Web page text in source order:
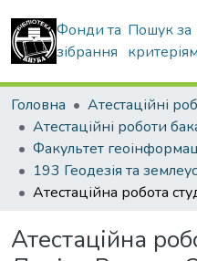
Фонди та
зібрання
Пошук за
Головна
Атестаційна